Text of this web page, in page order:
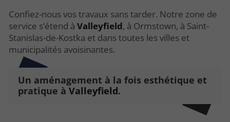
Confiez-nous vos travaux sans tarder. Notre zone de
service s’étend àValleyfield, à Ormstown, à Saint-
Stanislas-de-Kostka et dans toutes les villes et
municipalités avoisinantes.
Un aménagement à la fois esthétique et
pratique àValleyfield.